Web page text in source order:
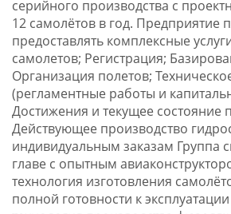
серийного производства с
12 самолётов в год. Предприятие
предоставлять комплексные
самолетов; Регистрация;
Организация полетов;
(регламентные работы и
Достижения и текущее состояние
Действующее производство
индивидуальным заказам Группа
главе с опытным
технология изготовления
полной готовности к